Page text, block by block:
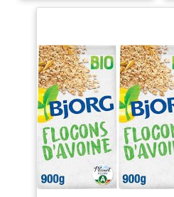
de ceux naturellement présents
dans l'avoine EMBALLAGE
Pratique : Fabriqué en
Allemagne, l'emballage de ce
muesli est conçu à partir de 50
Percentage de canne à sucre,
une matière renouvelable, et
présente une taille réduite
COMMENT SAVOURER CES
CÉRÉALES BIO ? : Ces flocons
d'avoine se dégustent en les
mélangeant avec une boisson
végétale, agrémentés ou non de
fruits frais ou secs; Ils peuvent